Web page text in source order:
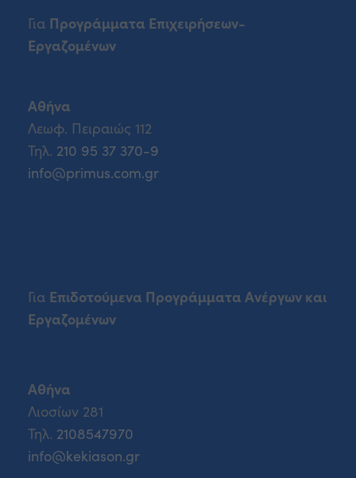
Για Προγράμματα Επιχειρήσεων-
Εργαζομένων
Αθήνα
Λεωφ. Πειραιώς 112
Τηλ. 210 95 37 370-9
info@primus.com.gr
Για Επιδοτούμενα Προγράμματα Ανέργων και
Εργαζομένων
Αθήνα
Λιοσίων 281
Τηλ. 2108547970
info@kekiason.gr